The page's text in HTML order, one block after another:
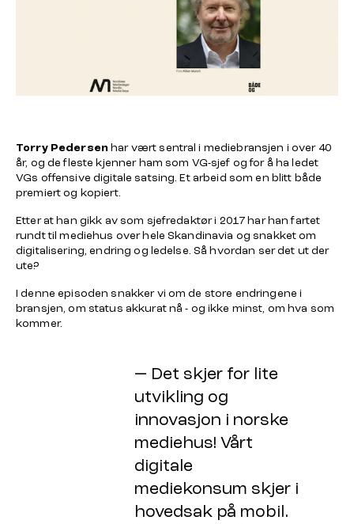
Torry Pedersenhar vært sentral i mediebransjen i over 40
år, og de fleste kjenner ham som VG-sjef og for å ha ledet
VGs offensive digitale satsing. Et arbeid som en blitt både
premiert og kopiert.
Etter at han gikk av som sjefredaktør i 2017 har han fartet
rundt til mediehus over hele Skandinavia og snakket om
digitalisering, endring og ledelse. Så hvordan ser det ut der
ute?
I denne episoden snakker vi om de store endringene i
bransjen, om status akkurat nå - og ikke minst, om hva som
kommer.
— Det skjer for lite
utvikling og
innovasjon i norske
mediehus! Vårt
digitale
mediekonsum skjer i
hovedsak på mobil.